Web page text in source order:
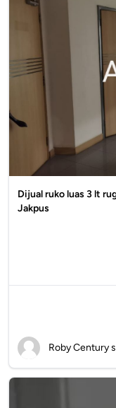
Dijual ruko luas 3 lt
Jakpus
Roby Century